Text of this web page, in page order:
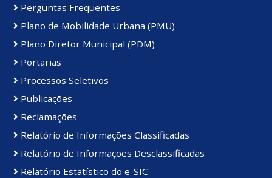
Perguntas Frequentes
Plano de Mobilidade Urbana (PMU)
Plano Diretor Municipal (PDM)
Portarias
Processos Seletivos
Publicações
Reclamações
Relatório de Informações Classificadas
Relatório de Informações Desclassificadas
Relatório Estatístico do e-SIC